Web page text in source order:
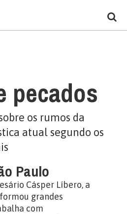
pecados
os rumos da
atual segundo os
Paulo
Cásper Líbero, a
grandes
com